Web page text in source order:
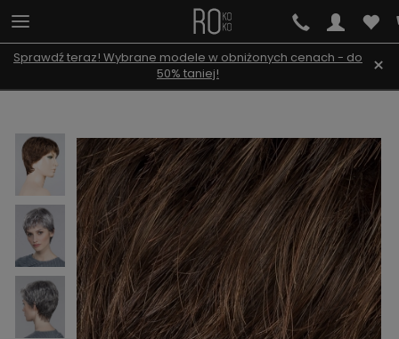
Sprawdź teraz! Wybrane modele w obniżonych cenach - do
50% taniej!
×